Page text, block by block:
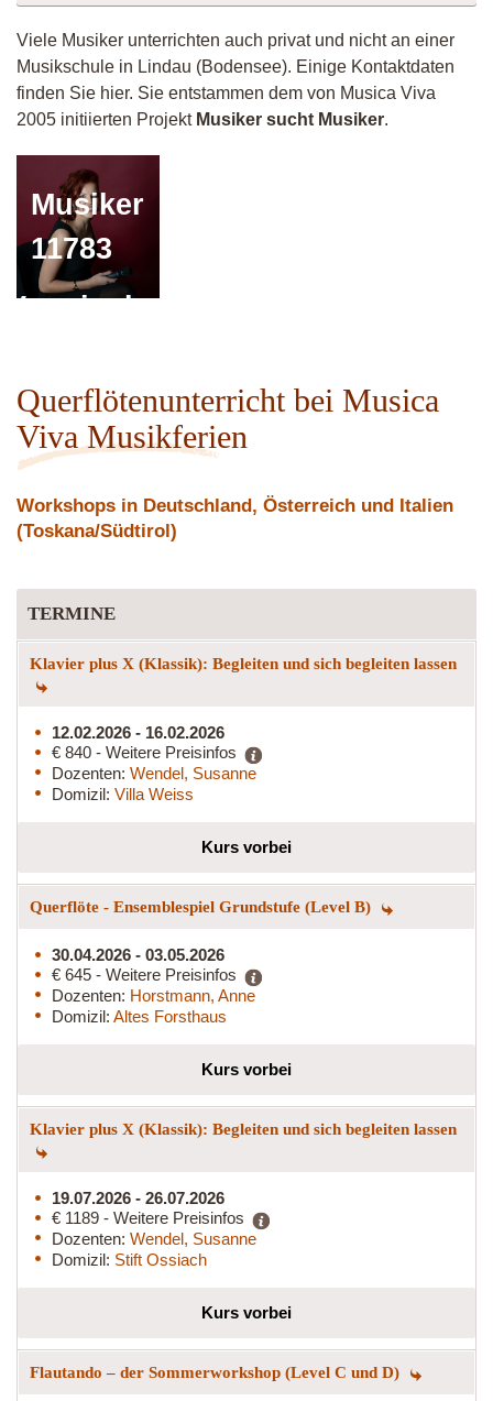
Viele Musiker unterrichten auch privat und nicht an einer
Musikschule in Lindau (Bodensee). Einige Kontaktdaten
finden Sie hier. Sie entstammen dem von Musica Viva
2005 initiierten Projekt Musiker sucht Musiker.
Musiker
11783
Vermiculus
Querflötenunterricht bei Musica
Viva Musikferien
Workshops in Deutschland, Österreich und Italien
(Toskana/Südtirol)
TERMINE
Klavier plus X (Klassik): Begleiten und sich begleiten lassen
12.02.2026 - 16.02.2026
€ 840 - Weitere Preisinfos
Dozenten: Wendel, Susanne
Domizil: Villa Weiss
Kurs vorbei
Querflöte - Ensemblespiel Grundstufe (Level B)
30.04.2026 - 03.05.2026
€ 645 - Weitere Preisinfos
Dozenten: Horstmann, Anne
Domizil: Altes Forsthaus
Kurs vorbei
Klavier plus X (Klassik): Begleiten und sich begleiten lassen
19.07.2026 - 26.07.2026
€ 1189 - Weitere Preisinfos
Dozenten: Wendel, Susanne
Domizil: Stift Ossiach
Kurs vorbei
Flautando – der Sommerworkshop (Level C und D)